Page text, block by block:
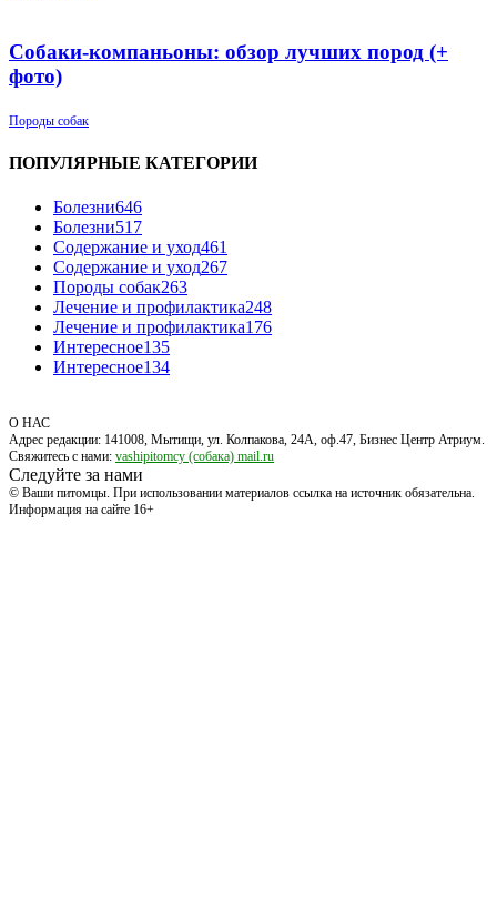
Собаки-компаньоны: обзор лучших пород (+
фото)
Породы собак
ПОПУЛЯРНЫЕ КАТЕГОРИИ
Болезни646
Болезни517
Содержание и уход461
Содержание и уход267
Породы собак263
Лечение и профилактика248
Лечение и профилактика176
Интересное135
Интересное134
О НАС
Адрес редакции: 141008, Мытищи, ул. Колпакова, 24А, оф.47, Бизнес Центр Атриум.
Свяжитесь с нами: vashipitomcy (собака) mail.ru
Следуйте за нами
© Ваши питомцы. При использовании материалов ссылка на источник обязательна.
Информация на сайте 16+